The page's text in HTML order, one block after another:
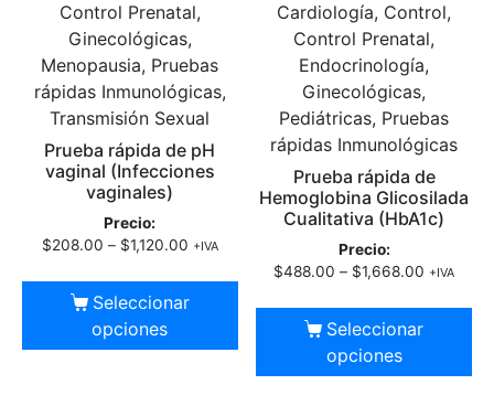
Control Prenatal,
Ginecológicas,
Menopausia, Pruebas
rápidas Inmunológicas,
Transmisión Sexual
Prueba rápida de pH
vaginal (Infecciones
vaginales)
Precio:
$208.00 – $1,120.00 +IVA
Seleccionar
opciones
Cardiología, Control,
Control Prenatal,
Endocrinología,
Ginecológicas,
Pediátricas, Pruebas
rápidas Inmunológicas
Prueba rápida de
Hemoglobina Glicosilada
Cualitativa (HbA1c)
Precio:
$488.00 – $1,668.00 +IVA
Seleccionar
opciones